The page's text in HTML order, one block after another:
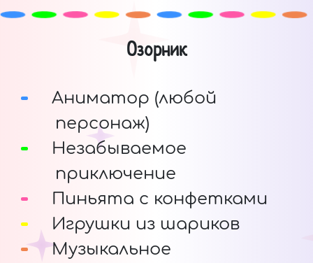
Озорник
Аниматор (любой
персонаж)
Незабываемое
приключение
Пиньята с конфетками
Игрушки из шариков
Музыкальное